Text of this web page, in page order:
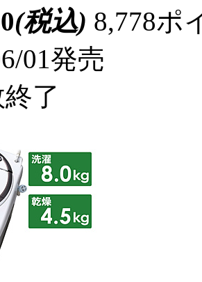
(税込) 8,778ポ
01発売
了